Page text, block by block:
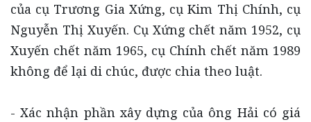
của cụ Trương Gia Xứng, cụ Kim Thị Chính, cụ
Nguyễn Thị Xuyến. Cụ Xứng chết năm 1952, cụ
Xuyến chết năm 1965, cụ Chính chết năm 1989
không để lại di chúc, được chia theo luật.
- Xác nhận phần xây dựng của ông Hải có giá